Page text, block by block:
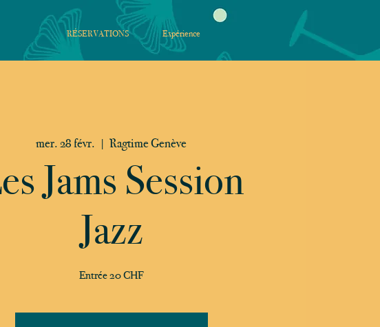
RÉSERVATIONS Expérience
mer. 28 févr.
  |
Ragtime Genève
Jams Session
Jazz
Entrée 20 CHF